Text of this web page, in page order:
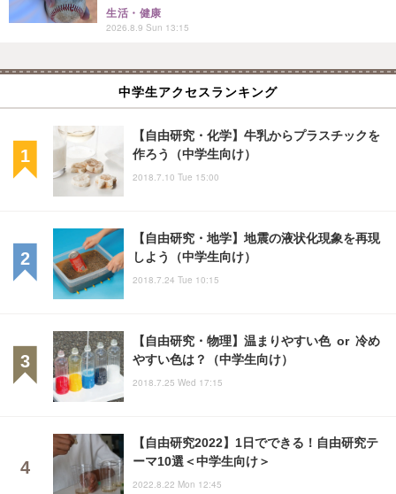
生活・健康
2026.8.9 Sun 13:15
中学生アクセスランキング
【自由研究・化学】牛乳からプラスチックを
作ろう（中学生向け）
2018.7.10 Tue 15:00
【自由研究・地学】地震の液状化現象を再現
しよう（中学生向け）
2018.7.24 Tue 10:15
【自由研究・物理】温まりやすい色 or 冷め
やすい色は？（中学生向け）
2018.7.25 Wed 17:15
【自由研究2022】1日でできる！自由研究テ
ーマ10選＜中学生向け＞
2022.8.22 Mon 12:45